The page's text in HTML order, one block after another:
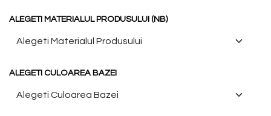
ALEGETI MATERIALUL PRODUSULUI (NB)
ALEGETI CULOAREA BAZEI